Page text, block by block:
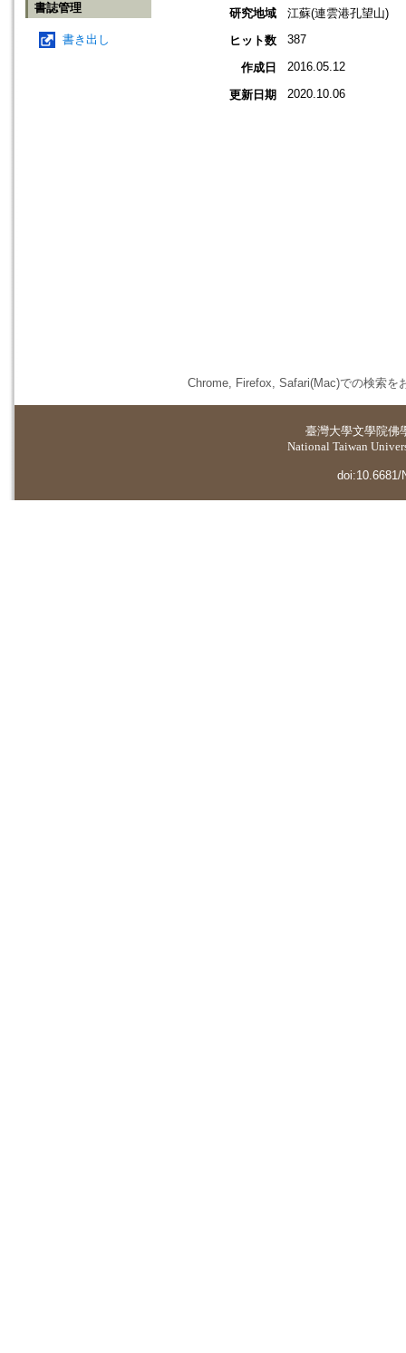
書誌管理
書き出し
研究地域
江蘇(連雲港孔望山)
ヒット数
387
作成日 2016.05.12
更新日期 2020.10.06
Chrome, Firefox, Safari(Mac)での検索を
臺灣大學文學院佛
National Taiwan
doi:10.6681/